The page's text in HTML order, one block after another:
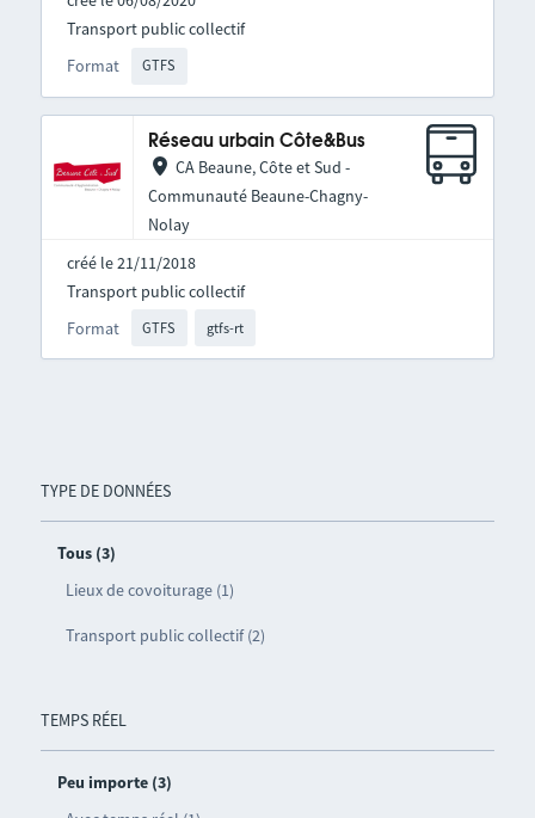
TYPE DE DONNÉES
Tous (3)
Lieux de covoiturage (1)
Transport public collectif (2)
TEMPS RÉEL
Peu importe (3)
Format GTFS
Transport public collectif
Réseau urbain Côte&Bus
CA Beaune, Côte et Sud -
Communauté Beaune-Chagny-
Nolay
créé le 21/11/2018
Format GTFS gtfs-rt
Transport public collectif